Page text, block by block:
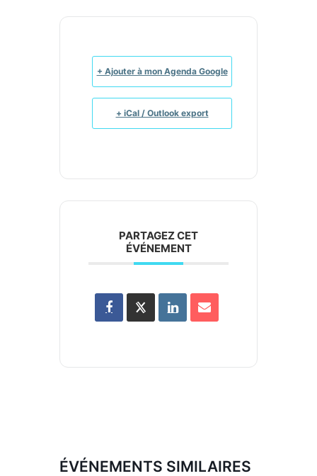
+ Ajouter à mon Agenda Google
+ iCal / Outlook export
PARTAGEZ CET
ÉVÉNEMENT
ÉVÉNEMENTS SIMILAIRES